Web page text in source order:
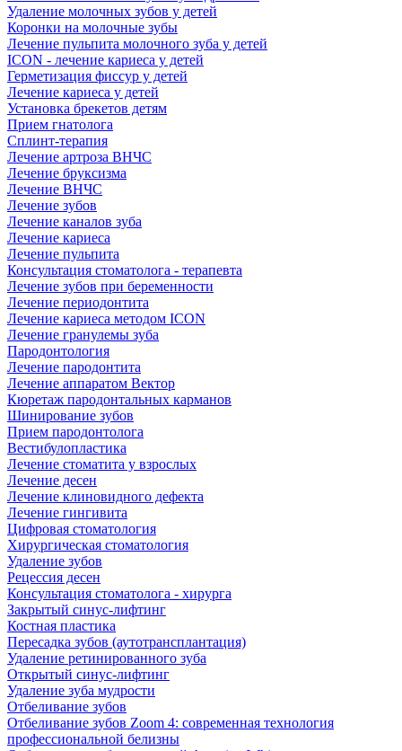
Удаление молочных зубов у детей
Коронки на молочные зубы
Лечение пульпита молочного зуба у детей
ICON - лечение кариеса у детей
Герметизация фиссур у детей
Лечение кариеса у детей
Установка брекетов детям
Прием гнатолога
Сплинт-терапия
Лечение артроза ВНЧС
Лечение бруксизма
Лечение ВНЧС
Лечение зубов
Лечение каналов зуба
Лечение кариеса
Лечение пульпита
Консультация стоматолога - терапевта
Лечение зубов при беременности
Лечение периодонтита
Лечение кариеса методом ICON
Лечение гранулемы зуба
Пародонтология
Лечение пародонтита
Лечение аппаратом Вектор
Кюретаж пародонтальных карманов
Шинирование зубов
Прием пародонтолога
Вестибулопластика
Лечение стоматита у взрослых
Лечение десен
Лечение клиновидного дефекта
Лечение гингивита
Цифровая стоматология
Хирургическая стоматология
Удаление зубов
Рецессия десен
Консультация стоматолога - хирурга
Закрытый синус-лифтинг
Костная пластика
Пересадка зубов (аутотрансплантация)
Удаление ретинированного зуба
Открытый синус-лифтинг
Удаление зуба мудрости
Отбеливание зубов
Отбеливание зубов Zoom 4: современная технология
профессиональной белизны